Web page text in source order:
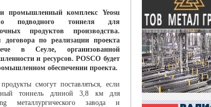
и промышленный комплекс Yeosu
подводного тоннеля для
продуктов производства.
договора по реализации проекта
в Сеуле, организованной
и ресурсов. POSCO будет
обеспечении проекта.
смогут поставляться, если
тоннель длиной 3,8 км для
металлургического завода и